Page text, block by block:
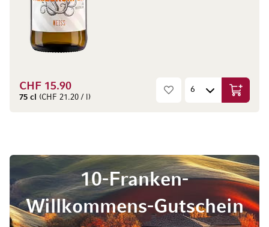
CHF 15.90
75 cl (CHF 21.20 / l) In den
10-Franken-
Willkommens-Gutschein